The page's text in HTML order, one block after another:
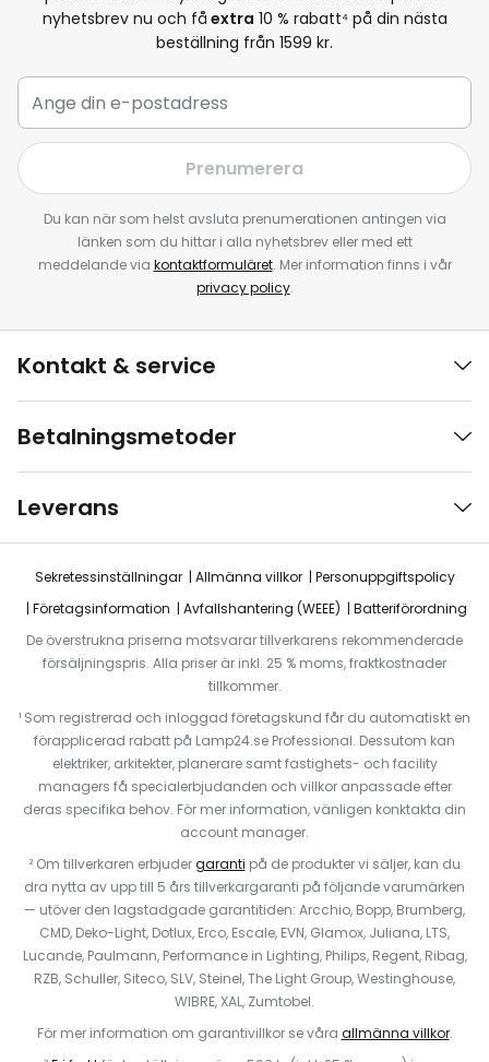
nyhetsbrev nu och få extra 10 % rabatt⁴ på din nästa
beställning från 1599 kr.
Prenumerera
Du kan när som helst avsluta prenumerationen antingen via
länken som du hittar i alla nyhetsbrev eller med ett
meddelande via kontaktformuläret. Mer information finns i vår
privacy policy.
Kontakt & service
Betalningsmetoder
Leverans
Sekretessinställningar Allmänna villkor
Personuppgiftspolicy
Företagsinformation
Avfallshantering (WEEE)
Batteriförordning
De överstrukna priserna motsvarar tillverkarens rekommenderade
försäljningspris. Alla priser är inkl. 25 % moms, fraktkostnader
tillkommer.
¹ Som registrerad och inloggad företagskund får du automatiskt en
förapplicerad rabatt på Lamp24.se Professional. Dessutom kan
elektriker, arkitekter, planerare samt fastighets- och facility
managers få specialerbjudanden och villkor anpassade efter
deras specifika behov. För mer information, vänligen konktakta din
account manager.
² Om tillverkaren erbjudergaranti på de produkter vi säljer, kan du
dra nytta av upp till 5 års tillverkargaranti på följande varumärken
— utöver den lagstadgade garantitiden: Arcchio, Bopp, Brumberg,
CMD, Deko-Light, Dotlux, Erco, Escale, EVN, Glamox, Juliana, LTS,
Lucande, Paulmann, Performance in Lighting, Philips, Regent, Ribag,
RZB, Schuller, Siteco, SLV, Steinel, The Light Group, Westinghouse,
WIBRE, XAL, Zumtobel.
För mer information om garantivillkor se våra allmänna villkor.